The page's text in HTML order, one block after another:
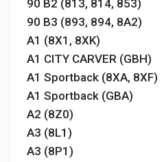
90 B2 (813, 814, 853)
90 B3 (893, 894, 8A2)
A1 (8X1, 8XK)
A1 CITY CARVER (GBH)
A1 Sportback (8XA, 8XF)
A1 Sportback (GBA)
A2 (8Z0)
A3 (8L1)
A3 (8P1)